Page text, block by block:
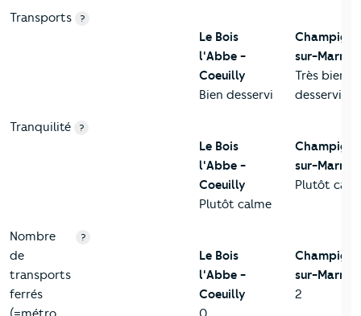
Transports ?
Le Bois
l'Abbe -
Coeuilly
Bien desservi
sur-Marne
Très bien
desservi
Tranquilité ?
Le Bois
l'Abbe -
Coeuilly
Plutôt calme
sur-Marne
Plutôt
Nombre
de
transports
ferrés
?
Le Bois
l'Abbe -
Coeuilly
sur-Marne
2